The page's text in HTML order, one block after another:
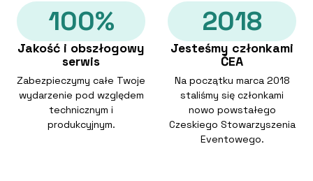
100%
Jakość i obszłogowy
serwis
Zabezpieczymy całe Twoje
wydarzenie pod względem
technicznym i
produkcyjnym.
2018
Jesteśmy członkami
ČEA
Na początku marca 2018
staliśmy się członkami
nowo powstałego
Czeskiego Stowarzyszenia
Eventowego.